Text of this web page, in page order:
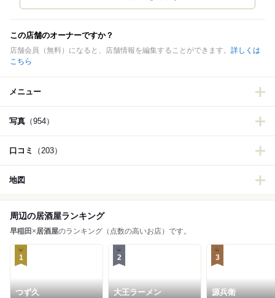
この店舗のオーナーですか？
店舗会員（無料）になると、店舗情報を編集することができます。 詳しくは
こちら
メニュー
写真 （954）
口コミ （203）
地図
周辺の居酒屋ランキング
早稲田 ×居酒屋のランキング（点数の高いお店）です。
1
つず久
2
大王ラーメン
3
源兵衛